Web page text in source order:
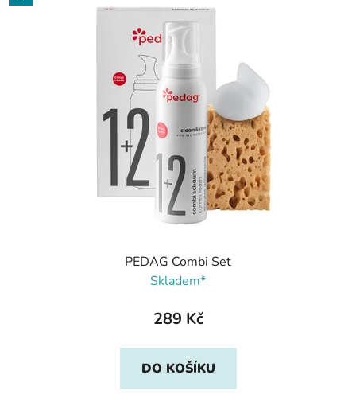
PEDAG Combi Set
Skladem*
289 Kč
DO KOŠÍKU